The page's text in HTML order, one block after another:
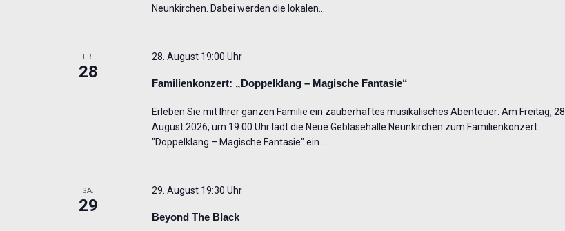
Neunkirchen. Dabei werden die lokalen…
FR.
28
Familienkonzert: „Doppelklang – Magische Fantasie“
28. August 19:00 Uhr
Erleben Sie mit Ihrer ganzen Familie ein zauberhaftes musikalisches Abenteuer: Am Freitag, 28.
August 2026, um 19:00 Uhr lädt die Neue Gebläsehalle Neunkirchen zum Familienkonzert
"Doppelklang – Magische Fantasie" ein.…
SA.
29
Beyond The Black
29. August 19:30 Uhr